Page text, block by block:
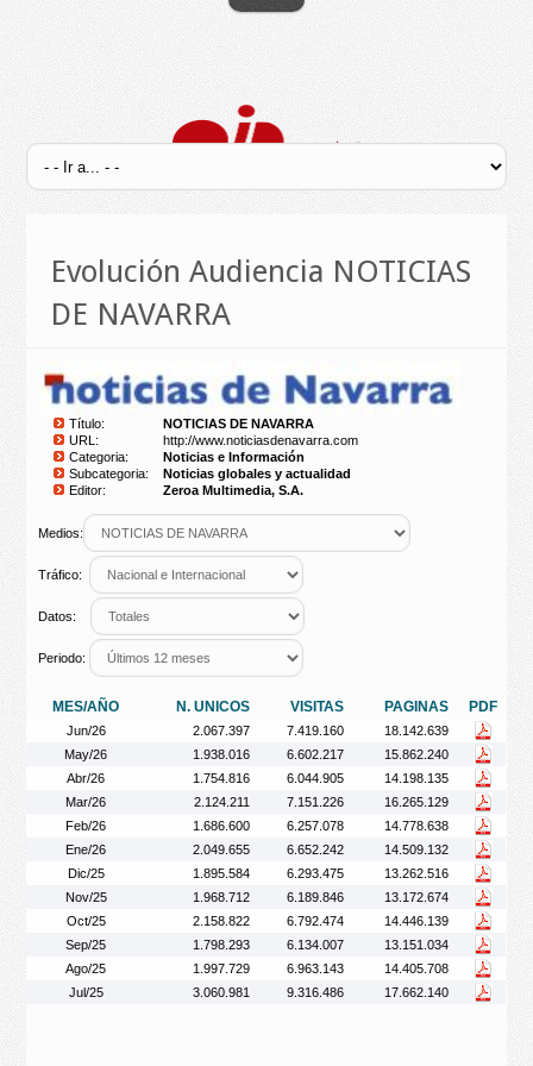
Evolución Audiencia NOTICIAS
DE NAVARRA
Título:
NOTICIAS DE NAVARRA
URL:
http://www.noticiasdenavarra.com
Categoria:
Noticias e Información
Subcategoria:
Noticias globales y actualidad
Editor:
Zeroa Multimedia, S.A.
Medios:
Tráfico:
Datos:
Periodo:
MES/AÑO N. UNICOS VISITAS PAGINAS PDF
Jun/26 2.067.397 7.419.160
18.142.639
May/26
1.938.016 6.602.217
15.862.240
Abr/26
1.754.816 6.044.905
14.198.135
Mar/26
2.124.211 7.151.226
16.265.129
Feb/26
1.686.600 6.257.078
14.778.638
Ene/26
2.049.655 6.652.242
14.509.132
Dic/25
1.895.584 6.293.475
13.262.516
Nov/25
1.968.712 6.189.846
13.172.674
Oct/25
2.158.822 6.792.474
14.446.139
Sep/25
1.798.293 6.134.007
13.151.034
Ago/25
1.997.729 6.963.143
14.405.708
Jul/25
3.060.981 9.316.486 17.662.140